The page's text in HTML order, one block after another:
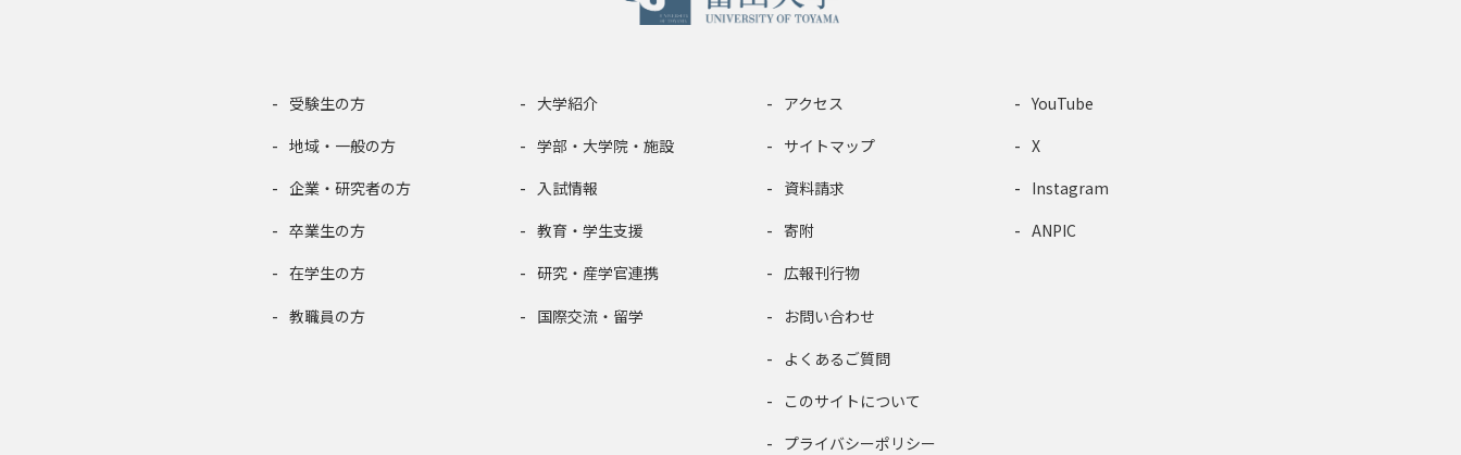
受験生の方
地域・一般の方
企業・研究者の方
卒業生の方
在学生の方
教職員の方
大学紹介
学部・大学院・施設
入試情報
教育・学生支援
研究・産学官連携
国際交流・留学
アクセス
サイトマップ
資料請求
寄附
広報刊行物
お問い合わせ
よくあるご質問
このサイトについて
プライバシーポリシー
YouTube
X
Instagram
ANPIC